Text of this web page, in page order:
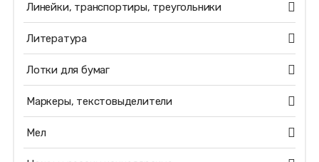
Линейки, транспортиры, треугольники
Литература
Лотки для бумаг
Маркеры, текстовыделители
Мел